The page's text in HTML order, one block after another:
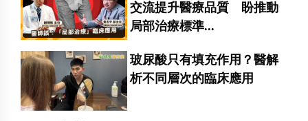
交流提升醫療品質 盼推動
局部治療標準...
玻尿酸只有填充作用？醫解
析不同層次的臨床應用